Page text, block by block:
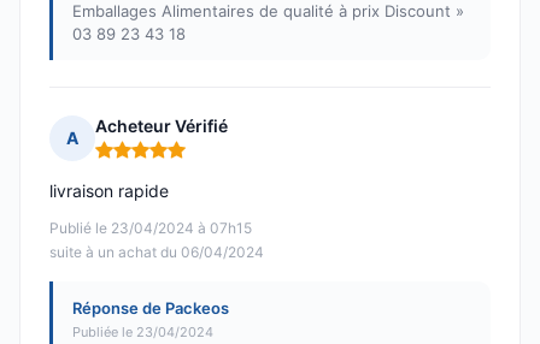
Emballages Alimentaires de qualité à prix Discount »
03 89 23 43 18
A
Acheteur Vérifié
Note : 5 sur 5
Publié le 23/04/2024 à 07h15
suite à un achat du 06/04/2024
livraison rapide
Réponse de Packeos
Publiée le 23/04/2024